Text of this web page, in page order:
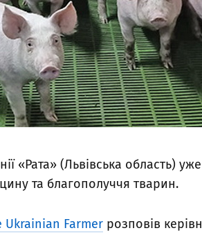
«Рата» (Львівська область)
та благополуччя тварин.
Ukrainian Farmer розповів